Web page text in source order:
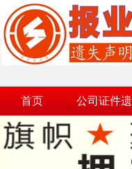
首页 公司证件